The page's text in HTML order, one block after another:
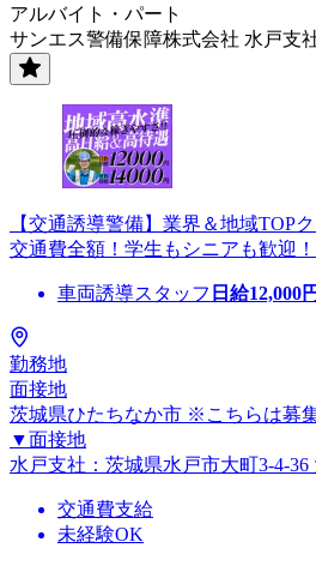
アルバイト・パート
サンエス警備保障株式会社 水戸支
【交通誘導警備】業界＆地域TOP
交通費全額！学生もシニアも歓迎
車両誘導スタッフ 日給12,000
勤務地
面接地
茨城県ひたちなか市 ※こちらは募
▼面接地
水戸支社：茨城県水戸市大町3-4-36
交通費支給
未経験OK